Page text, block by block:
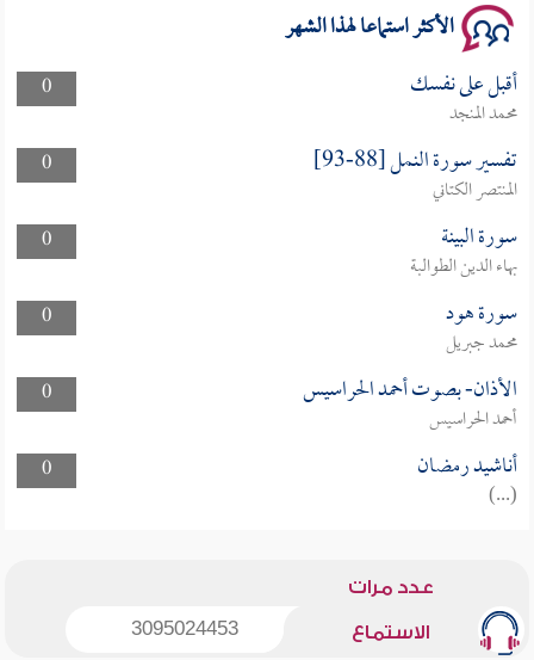
الأكثر استماعا لهذا الشهر
0 أقبل على نفسك
محمد المنجد
0
تفسير سورة النمل [88-93]
المنتصر الكتاني
0
سورة البينة
بهاء الدين الطوالبة
0
سورة هود
محمد جبريل
0
الأذان- بصوت أحمد الحراسيس
أحمد الحراسيس
0
أناشيد رمضان
(...)
عدد مرات
الاستماع 3095024453